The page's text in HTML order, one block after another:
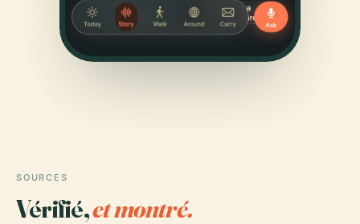
SOURCES
Vérifié,et montré.